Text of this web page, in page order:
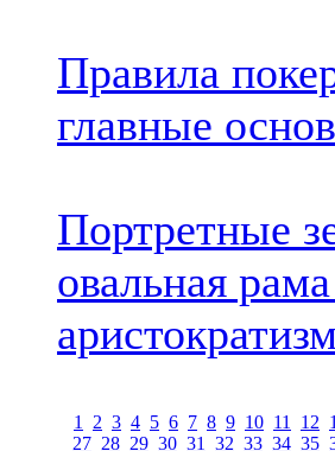
Правила
главные
Портретные
овальная
1 2 3 4 5 6 7 8 9 10 11 12
27 28 29 30 31 32 33 34 35